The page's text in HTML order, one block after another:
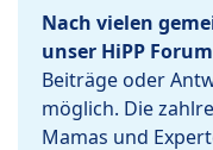
Nach vielen
unser HiPP
Beiträge oder
möglich. Die
Mamas und